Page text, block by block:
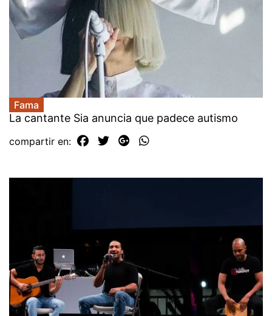
Fama
La cantante Sia anuncia que padece autismo
compartir en: